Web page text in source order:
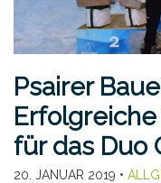
Psairer
für das Duo
20. JANUAR 2019 •